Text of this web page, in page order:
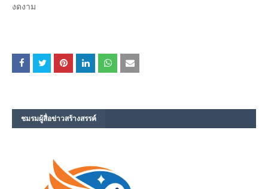
งดงาม
ชมรม​ผู้สื่อข่าวสร้างสรรค์​